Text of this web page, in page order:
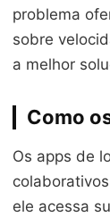
problema
sobre
a melhor
Como
Os apps de
ele acessa